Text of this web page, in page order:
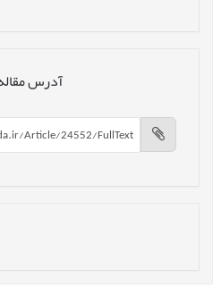
آدرس مقاله